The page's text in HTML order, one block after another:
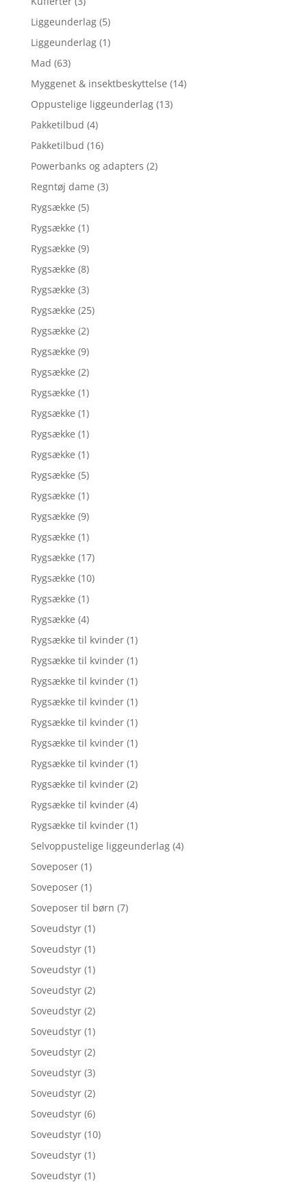
Liggeunderlag (5)
Liggeunderlag (1)
Mad (63)
Myggenet & insektbeskyttelse (14)
Oppustelige liggeunderlag (13)
Pakketilbud (4)
Pakketilbud (16)
Powerbanks og adapters (2)
Regntøj dame (3)
Rygsække (5)
Rygsække (1)
Rygsække (9)
Rygsække (8)
Rygsække (3)
Rygsække (25)
Rygsække (2)
Rygsække (9)
Rygsække (2)
Rygsække (1)
Rygsække (1)
Rygsække (1)
Rygsække (1)
Rygsække (5)
Rygsække (1)
Rygsække (9)
Rygsække (1)
Rygsække (17)
Rygsække (10)
Rygsække (1)
Rygsække (4)
Rygsække til kvinder (1)
Rygsække til kvinder (1)
Rygsække til kvinder (1)
Rygsække til kvinder (1)
Rygsække til kvinder (1)
Rygsække til kvinder (1)
Rygsække til kvinder (1)
Rygsække til kvinder (2)
Rygsække til kvinder (4)
Rygsække til kvinder (1)
Selvoppustelige liggeunderlag (4)
Soveposer (1)
Soveposer (1)
Soveposer til børn (7)
Soveudstyr (1)
Soveudstyr (1)
Soveudstyr (1)
Soveudstyr (2)
Soveudstyr (2)
Soveudstyr (1)
Soveudstyr (2)
Soveudstyr (3)
Soveudstyr (2)
Soveudstyr (6)
Soveudstyr (10)
Soveudstyr (1)
Soveudstyr (1)